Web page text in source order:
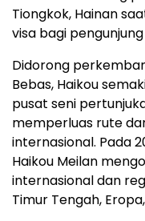
Tiongkok, Hainan
visa bagi
Didorong
Bebas, Haikou
pusat seni
memperluas rute
internasional. Pada
Haikou Meilan
internasional dan
Timur Tengah,